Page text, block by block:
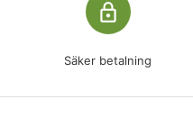
lock_outline
Säker betalning